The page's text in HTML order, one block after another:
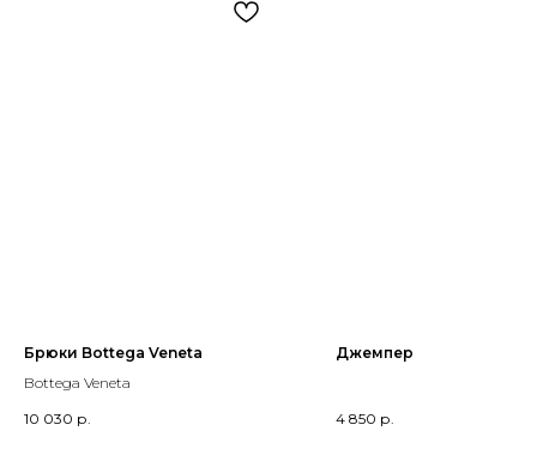
Брюки Bottega Veneta
Bottega Veneta
10 030 р.
Джемпер
4 850 р.